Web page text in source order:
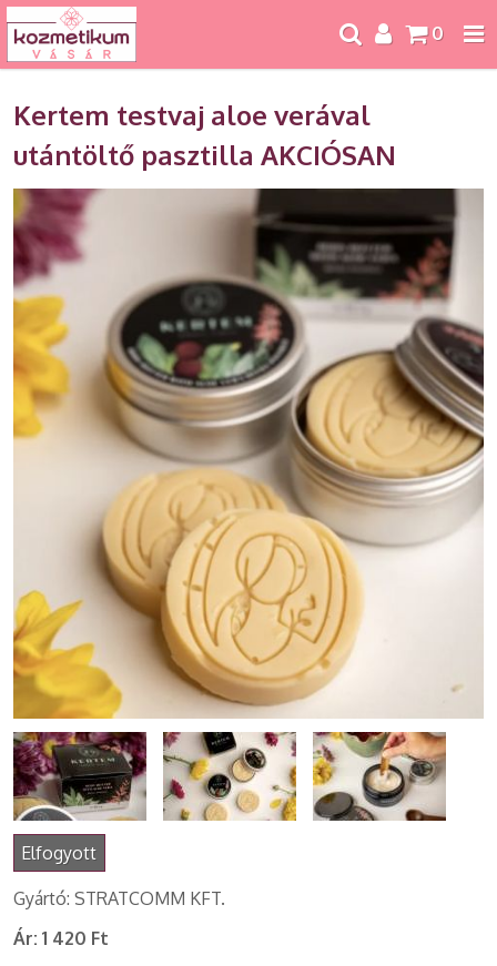
0
Kertem testvaj aloe verával
utántöltő pasztilla AKCIÓSAN
Elfogyott
Gyártó: STRATCOMM KFT.
Ár: 1 420 Ft